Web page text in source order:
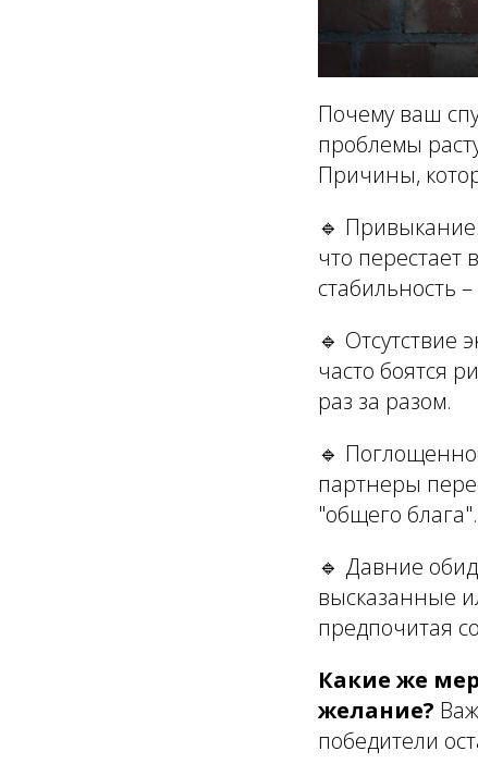
Почему ваш
проблемы
Причины,
🔹 Привыкание:
что
стабильность
🔹 Отсутствие
часто боятся
раз за разом.
🔹
партнеры
"общего блага".
🔹 Давние
высказанные
предпочитая
Какие же
желание?
победители